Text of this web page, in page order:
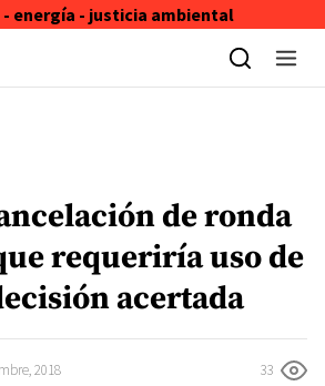
energía - justicia ambiental
de ronda
requeriría uso de
acertada
2018 33